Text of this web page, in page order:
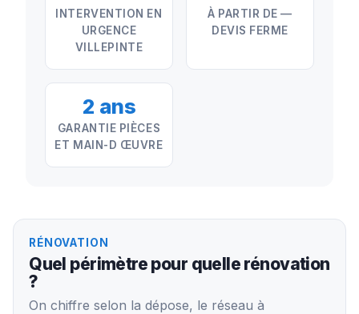
INTERVENTION EN
URGENCE
VILLEPINTE
À PARTIR DE —
DEVIS FERME
2 ans
GARANTIE PIÈCES
ET MAIN-D ŒUVRE
RÉNOVATION
Quel périmètre pour quelle rénovation
?
On chiffre selon la dépose, le réseau à